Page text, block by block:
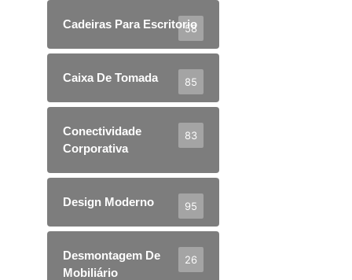
Cadeiras Para Escritorio
58
Caixa De Tomada 85
Conectividade
Corporativa
83
Design Moderno 95
Desmontagem De
Mobiliário
26